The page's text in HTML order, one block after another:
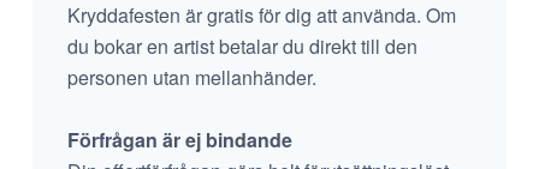
Kryddafesten är gratis för dig att använda. Om
du bokar en artist betalar du direkt till den
personen utan mellanhänder.
Förfrågan är ej bindande